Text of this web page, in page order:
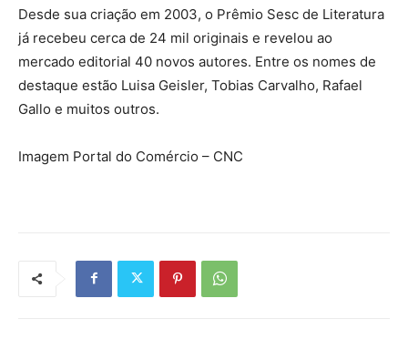
Desde sua criação em 2003, o Prêmio Sesc de Literatura
já recebeu cerca de 24 mil originais e revelou ao
mercado editorial 40 novos autores. Entre os nomes de
destaque estão Luisa Geisler, Tobias Carvalho, Rafael
Gallo e muitos outros.
Imagem Portal do Comércio – CNC